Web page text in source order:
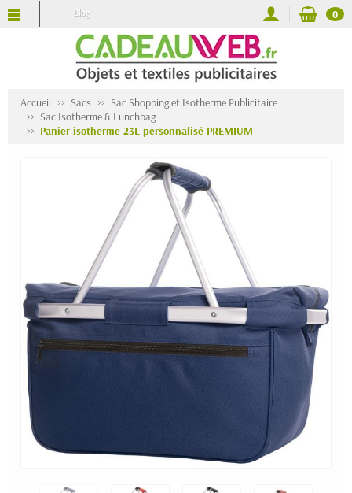
Blog 0
Accueil Sacs
Sac Shopping et Isotherme Publicitaire
Sac Isotherme & Lunchbag
Panier isotherme 23L personnalisé PREMIUM